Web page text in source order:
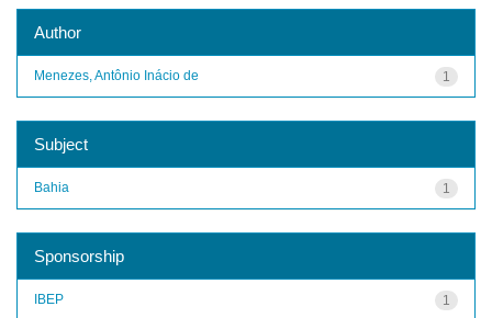
Author
1
Menezes, Antônio Inácio de
Subject
1
Bahia
Sponsorship
1
IBEP